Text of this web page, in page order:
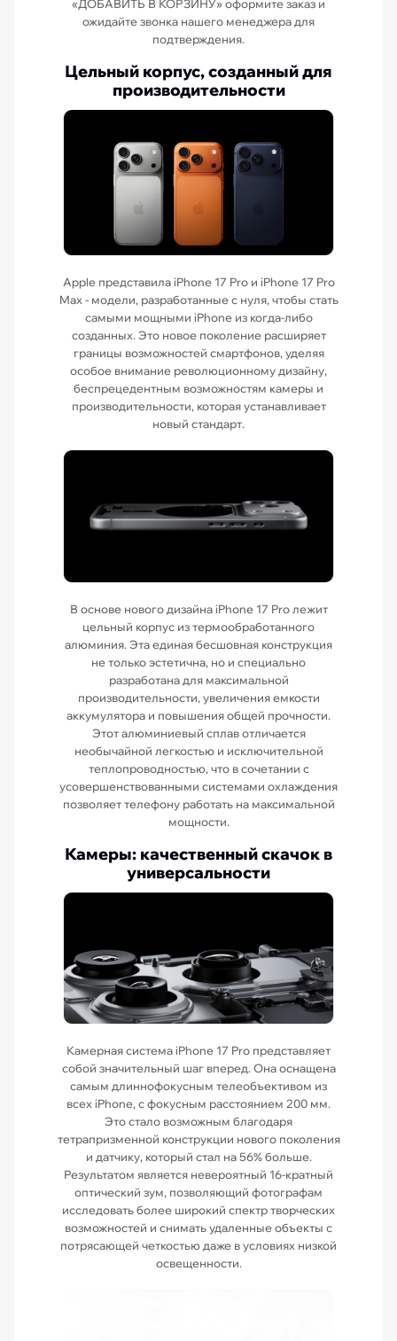
«ДОБАВИТЬ В КОРЗИНУ» оформите заказ и
ожидайте звонка нашего менеджера для
подтверждения.
Цельный корпус, созданный для
производительности
Apple представила iPhone 17 Pro и iPhone 17 Pro
Max - модели, разработанные с нуля, чтобы стать
самыми мощными iPhone из когда-либо
созданных. Это новое поколение расширяет
границы возможностей смартфонов, уделяя
особое внимание революционному дизайну,
беспрецедентным возможностям камеры и
производительности, которая устанавливает
новый стандарт.
В основе нового дизайна iPhone 17 Pro лежит
цельный корпус из термообработанного
алюминия. Эта единая бесшовная конструкция
не только эстетична, но и специально
разработана для максимальной
производительности, увеличения емкости
аккумулятора и повышения общей прочности.
Этот алюминиевый сплав отличается
необычайной легкостью и исключительной
теплопроводностью, что в сочетании с
усовершенствованными системами охлаждения
позволяет телефону работать на максимальной
мощности.
Камеры: качественный скачок в
универсальности
Камерная система iPhone 17 Pro представляет
собой значительный шаг вперед. Она оснащена
самым длиннофокусным телеобъективом из
всех iPhone, с фокусным расстоянием 200 мм.
Это стало возможным благодаря
тетрапризменной конструкции нового поколения
и датчику, который стал на 56% больше.
Результатом является невероятный 16-кратный
оптический зум, позволяющий фотографам
исследовать более широкий спектр творческих
возможностей и снимать удаленные объекты с
потрясающей четкостью даже в условиях низкой
освещенности.